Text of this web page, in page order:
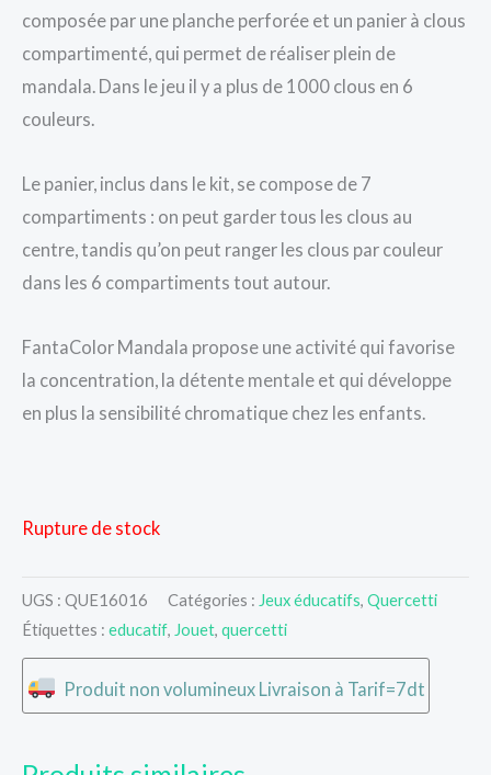
composée par une planche perforée et un panier à clous
compartimenté, qui permet de réaliser plein de
mandala. Dans le jeu il y a plus de 1000 clous en 6
couleurs.
Le panier, inclus dans le kit, se compose de 7
compartiments : on peut garder tous les clous au
centre, tandis qu’on peut ranger les clous par couleur
dans les 6 compartiments tout autour.
FantaColor Mandala propose une activité qui favorise
la concentration, la détente mentale et qui développe
en plus la sensibilité chromatique chez les enfants.
Rupture de stock
UGS : QUE16016 Catégories : Jeux éducatifs, Quercetti
Étiquettes : educatif, Jouet, quercetti
Produit non volumineux Livraison à Tarif=7dt